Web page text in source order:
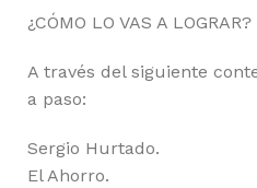
¿CÓMO LO VAS A LOGRAR?
A través del siguiente
a paso:
Sergio Hurtado.
El Ahorro.